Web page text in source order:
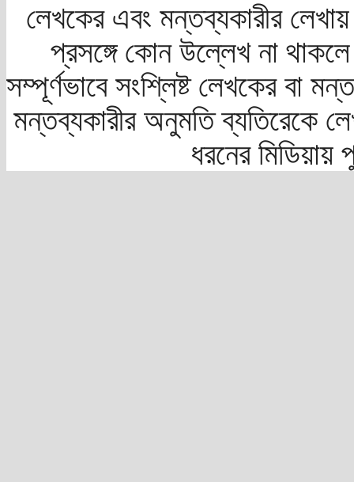
লেখকের এবং মন্তব্যকারীর
প্রসঙ্গে কোন উল্লেখ না
সম্পূর্ণভাবে সংশ্লিষ্ট লেখকের বা
মন্তব্যকারীর অনুমতি ব্যতিরেকে
ধরনের মিডিয়ায়